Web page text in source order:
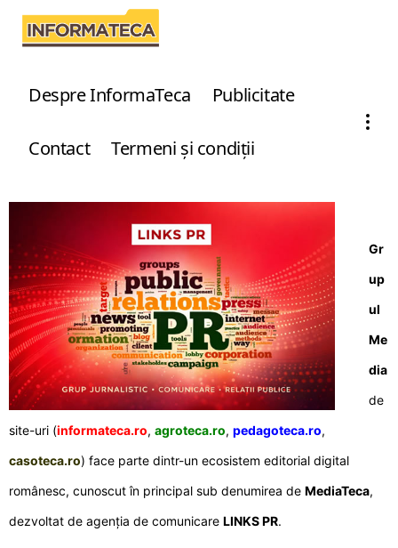
Despre InformaTeca Publicitate
Contact Termeni şi condiţii
Gr
up
ul
Me
dia
de
site-uri (informateca.ro, agroteca.ro, pedagoteca.ro,
casoteca.ro) face parte dintr-un ecosistem editorial digital
românesc, cunoscut în principal sub denumirea de MediaTeca,
dezvoltat de agenția de comunicare LINKS PR.